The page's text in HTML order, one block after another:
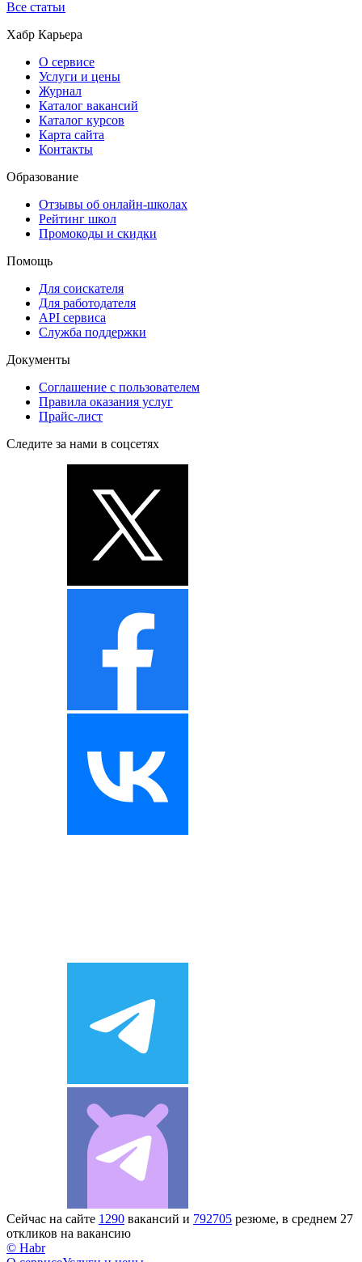
Все статьи
Хабр Карьера
О сервисе
Услуги и цены
Журнал
Каталог вакансий
Каталог курсов
Карта сайта
Контакты
Образование
Отзывы об онлайн-школах
Рейтинг школ
Промокоды и скидки
Помощь
Для соискателя
Для работодателя
API сервиса
Служба поддержки
Документы
Соглашение с пользователем
Правила оказания услуг
Прайс-лист
Следите за нами в соцсетях
Сейчас на сайте 1290 вакансий и 792705 резюме, в среднем 27
откликов на вакансию
© Habr